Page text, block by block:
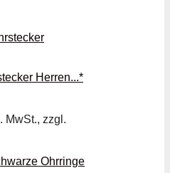
Herren...*
MwSt., zzgl.